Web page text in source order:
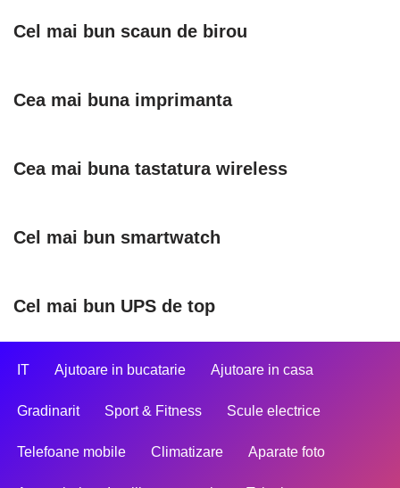
Cel mai bun scaun de birou
Cea mai buna imprimanta
Cea mai buna tastatura wireless
Cel mai bun smartwatch
Cel mai bun UPS de top
IT Ajutoare in bucatarie Ajutoare in casa
Gradinarit Sport & Fitness Scule electrice
Telefoane mobile Climatizare Aparate foto